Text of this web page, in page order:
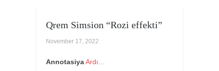
Qrem Simsion “Rozi effekti”
November 17, 2022
AnnotasiyaArdı…